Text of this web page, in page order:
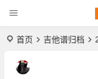
首页 吉他谱归档